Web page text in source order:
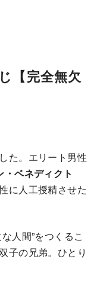
【完全無欠
た。エリート男性
・ベネディクト
に人工授精させた
人間”をつくるこ
子の兄弟。ひとり